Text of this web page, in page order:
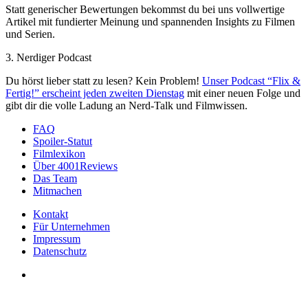
Statt generischer Bewertungen bekommst du bei uns vollwertige
Artikel mit fundierter Meinung und spannenden Insights zu Filmen
und Serien.
3. Nerdiger Podcast
Du hörst lieber statt zu lesen? Kein Problem! Unser Podcast “Flix &
Fertig!” erscheint jeden zweiten Dienstag mit einer neuen Folge und
gibt dir die volle Ladung an Nerd-Talk und Filmwissen.
FAQ
Spoiler-Statut
Filmlexikon
Über 4001Reviews
Das Team
Mitmachen
Kontakt
Für Unternehmen
Impressum
Datenschutz